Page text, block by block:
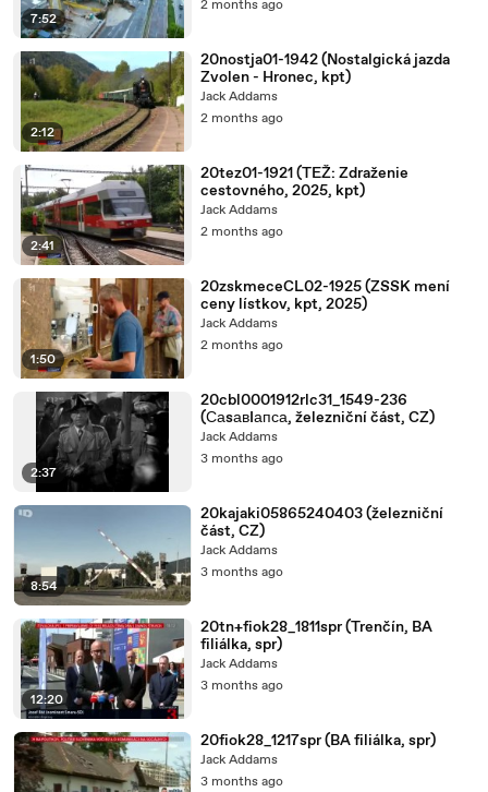
7:52
2 months ago
2:12
20nostja01-1942 (Nostalgická jazda
Zvolen - Hronec, kpt)
Jack Addams
2 months ago
2:41
20tez01-1921 (TEŽ: Zdraženie
cestovného, 2025, kpt)
Jack Addams
2 months ago
1:50
20zskmeceCL02-1925 (ZSSK mení
ceny lístkov, kpt, 2025)
Jack Addams
2 months ago
2:37
20cbl0001912rlc31_1549-236
(СаsавIапса, železniční část, CZ)
Jack Addams
3 months ago
8:54
20kajaki05865240403 (železniční
část, CZ)
Jack Addams
3 months ago
12:20
20tn+fiok28_1811spr (Trenčín, BA
filiálka, spr)
Jack Addams
3 months ago
20fiok28_1217spr (BA filiálka, spr)
Jack Addams
3 months ago